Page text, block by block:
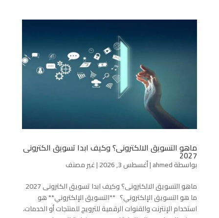
ماهو التسويق الالكترونى؟ وكيف ابدا تسويق الكترونى
2027
بواسطةahmed
|أغسطس 3, 2026 |غير مصنف
ماهو التسويق الالكترونى؟ وكيف ابدا تسويق الكترونى 2027
ما هو التسويق الإلكتروني؟ **التسويق الإلكتروني** هو
استخدام الإنترنت والقنوات الرقمية للترويج للمنتجات أو الخدمات،